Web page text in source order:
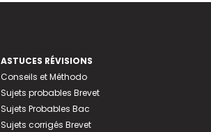
ASTUCES RÉVISIONS
Conseils et Méthodo
Sujets probables Brevet
Sujets Probables Bac
Sujets corrigés Brevet